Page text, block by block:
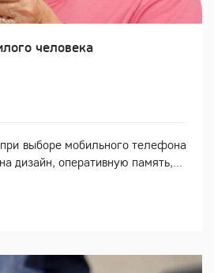
человека
выборе мобильного телефона
дизайн, оперативную память,...